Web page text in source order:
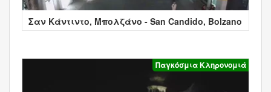
Σαν Κάντιντο, Μπολζάνο - San Candido, Bolzano
Παγκόσμια Κληρονομιά